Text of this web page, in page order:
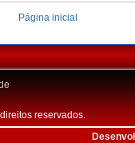
Página inicial
reservados.